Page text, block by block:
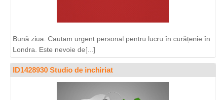
Bună ziua. Cautam urgent personal pentru lucru în curățenie în
Londra. Este nevoie de[...]
ID1428930 Studio de inchiriat